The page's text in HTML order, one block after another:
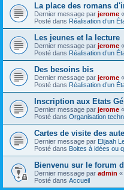
La place des romans
Dernier message par jerome «
Posté dans Réalisation d’un
Les jeunes et la lecture
Dernier message par jerome «
Posté dans Réalisation d’un
Des besoins bis
Dernier message par jerome «
Posté dans Réalisation d’un
Inscription aux Etats
Dernier message par jerome «
Posté dans Organisation
Cartes de visite des
Dernier message par Elijaah
Posté dans Boites à idées ou
Bienvenu sur le forum
Dernier message par admin «
Posté dans Accueil